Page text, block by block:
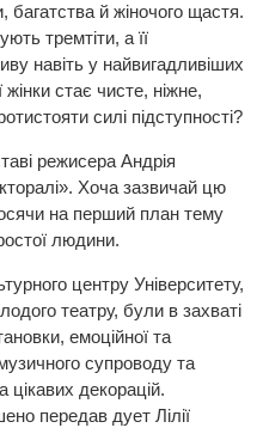
й жіночого щастя.
тремтіти, а її
навіть у найвигадливіших
жінки стає чисте, ніжне,
силі підступності?
режисера Андрія
Хоча зазвичай цю
на перший план тему
людини.
центру Університету,
театру, були в захваті
емоційної та
супроводу та
цікавих декорацій.
передав дует Лілії